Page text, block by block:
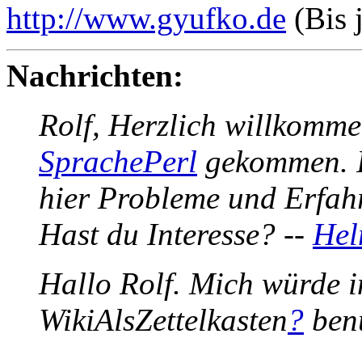
http://www.gyufko.de (Bis
Nachrichten:
Rolf, Herzlich
SprachePerl
hier Probleme und
Hast du Interesse? --
Hallo Rolf. Mich würde
WikiAlsZettelkasten?